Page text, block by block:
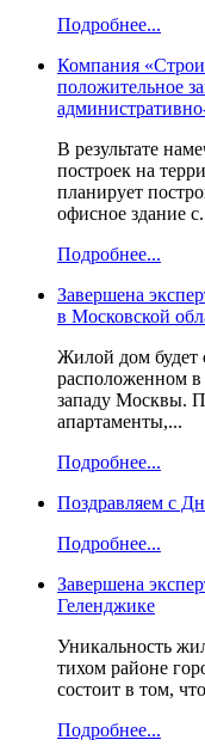
Подробнее...
Компания
положительное
В результате
построек на
планирует
офисное здание
Подробнее...
Завершена
в Московской
Жилой дом будет
расположенном в
западу Москвы.
апартаменты,...
Подробнее...
Поздравляем с
Подробнее...
Завершена
Геленджике
Уникальность
тихом районе
состоит в том,
Подробнее...